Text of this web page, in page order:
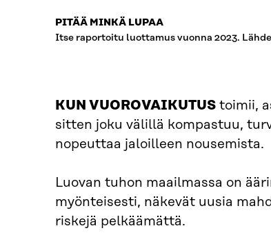
PITÄÄ MINKÄ LUPAA
Itse raportoitu luottamus vuonna 2023.
KUN VUOROVAIKUTUS toimii,
sitten joku välillä kompastuu,
nopeuttaa jaloilleen nousemista.
Luovan tuhon maailmassa on
myönteisesti, näkevät uusia
riskejä pelkäämättä.